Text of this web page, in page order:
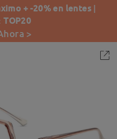
+ -20% en lentes |
TOP20
>